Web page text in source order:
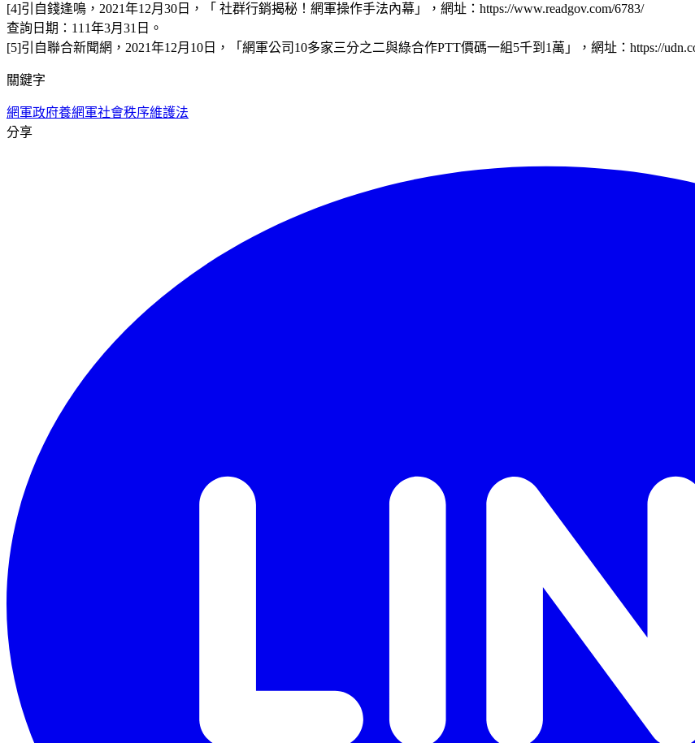
[4]引自錢逢鳴，2021年12月30日，「 社群行銷揭秘！網軍操作手法內幕」，網址：https://www.readgov.com/6783/
查詢日期：111年3月31日。
[5]引自聯合新聞網，2021年12月10日，「網軍公司10多家三分之二與綠合作PTT價碼一組5千到1萬」，網址：https://
關鍵字
網軍政府養網軍社會秩序維護法
分享